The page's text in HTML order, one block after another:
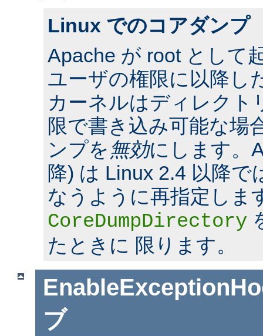
Linux でのコアダンプ
Apache が root として
ユーザの権限に以降し
カーネルはディレクト
限で書き込み可能な場
ンプを無効にします。
降) は Linux 2.4 以降で
なうように再指定しま
CoreDumpDirectory
たときに 限ります。
ブ